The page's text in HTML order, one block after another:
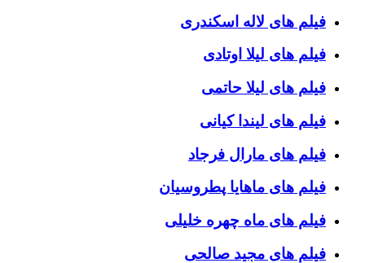
فیلم های لاله اسکندری
فیلم های لیلا اوتادی
فیلم های لیلا حاتمی
فیلم های لیندا کیانی
فیلم های مارال فرجاد
فیلم های ماهایا پطروسیان
فیلم های ماه چهره خلیلی
فیلم های مجید صالحی